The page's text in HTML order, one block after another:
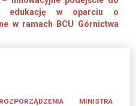
edukację w oparciu o
w ramach BCU Górnictwa
MINISTRA